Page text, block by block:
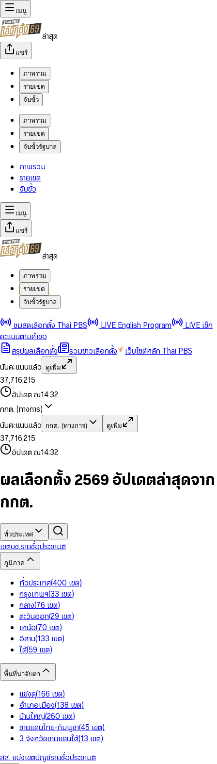
เมนู
ล่าสุด
แชร์
ภาพรวม
รายเขต
จับขั้ว
ภาพรวม
รายเขต
จับขั้วรัฐบาล
ภาพรวม
รายเขต
จับขั้ว
เมนู
แชร์
ล่าสุด
ภาพรวม
รายเขต
จับขั้วรัฐบาล
ชมสดเลือกตั้ง Thai PBS LIVE English Program
LIVE เช็ก
คะแนนตามคำขอ
สรุปผลเลือกตั้ง
รวมข่าวเลือกตั้ง
เว็บไซต์หลัก Thai PBS
นับคะแนนแล้ว
ดูเพิ่ม
0
1
2
3
4
5
6
8
9
0
1
2
3
4
5
6
7
8
9
,
0
1
2
4
6
7
8
9
0
1
2
3
4
5
6
7
8
9
0
1
3
5
6
7
8
9
,
1
2
4
5
7
8
9
0
1
3
4
6
7
8
9
0
2
3
4
5
7
8
อัปเดต ณ14:32
กกต. (ทางการ)
นับคะแนนแล้ว
กกต. (ทางการ) ดูเพิ่ม
0
1
2
3
4
5
7
8
0
1
2
4
5
6
7
8
9
,
0
1
2
4
6
7
8
9
0
1
2
3
5
6
8
9
0
1
3
5
6
7
8
,
1
2
4
6
7
9
0
1
3
5
6
8
9
0
2
3
4
5
7
9
อัปเดต ณ14:32
ผลเลือกตั้ง 2569 อัปเดตล่าสุดจาก
กกต.
ทั่วประเทศ
เขตบช.รายชื่อประชามติ
ภูมิภาค
ทั่วประเทศ(400 เขต)
กรุงเทพฯ(33 เขต)
กลาง(76 เขต)
ตะวันออก(29 เขต)
เหนือ(70 เขต)
อีสาน(133 เขต)
ใต้(59 เขต)
พื้นที่น่าจับตา
แข่งดุ(166 เขต)
อำเภอเมือง(138 เขต)
บ้านใหญ่(260 เขต)
ชายแดนไทย-กัมพูชา(45 เขต)
3 จังหวัดชายแดนใต้(13 เขต)
สส. แบ่งเขตบัญชีรายชื่อประชามติ